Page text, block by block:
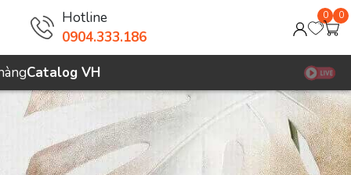
Hotline
0904.333.186
0 0
Catalog VH